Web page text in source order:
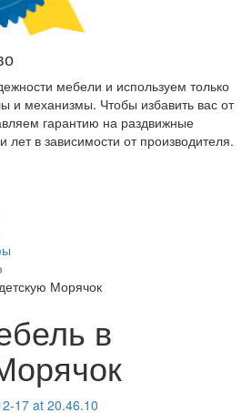
мебели и используем только
и механизмы. Чтобы избавить вас от
гарантию на раздвижные
в зависимости от производителя.
Морячок
в